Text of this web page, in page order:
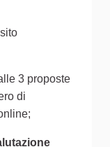
3 proposte
di